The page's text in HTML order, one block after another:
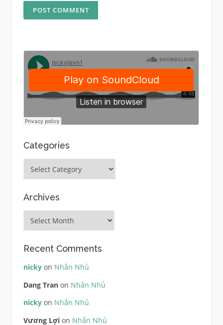
Categories
Archives
Recent Comments
nickyon Nhắn Nhủ
Dang Tranon Nhắn Nhủ
nickyon Nhắn Nhủ
Vương Lợion Nhắn Nhủ